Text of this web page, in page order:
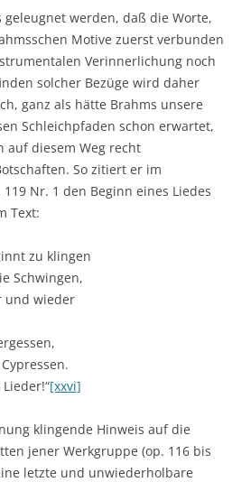
geleugnet werden, daß die Worte,
Motive zuerst verbunden
Verinnerlichung noch
solcher Bezüge wird daher
ganz als hätte Brahms unsere
Schleichpfaden schon erwartet,
auf diesem Weg recht
So zitiert er im
Nr. 1 den Beginn eines Liedes
Text:
zu klingen
Schwingen,
und wieder
[xxvi]
klingende Hinweis auf die
jener Werkgruppe (op. 116 bis
letzte und unwiederholbare